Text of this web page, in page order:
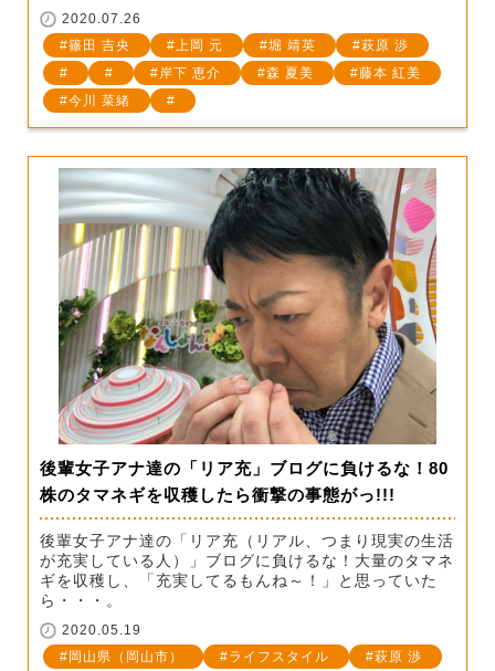
2020.07.26
篠田 吉央
上岡 元 堀 靖英
萩原 渉
岸下 恵介
森 夏美
藤本 紅美
今川 菜緒
後輩女子アナ達の「リア充」ブログに負けるな！80
株のタマネギを収穫したら衝撃の事態がっ!!!
後輩女子アナ達の「リア充（リアル、つまり現実の生活
が充実している人）」ブログに負けるな！大量のタマネ
ギを収穫し、「充実してるもんね～！」と思っていた
ら・・・。
2020.05.19
岡山県（岡山市）
ライフスタイル
萩原 渉